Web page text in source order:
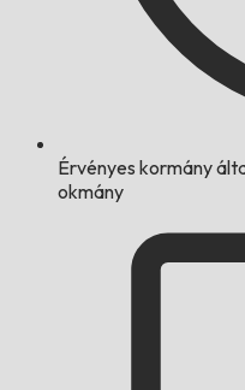
Érvényes kormány
okmány